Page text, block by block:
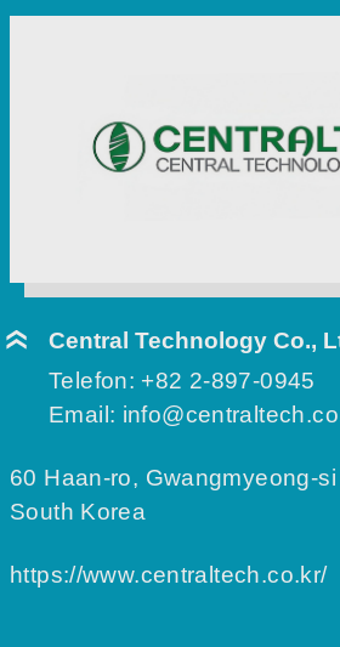
Central Technology Co.,
Telefon: +82 2-897-0945
Email:
60 Haan-ro, Gwangmyeong-
South Korea
https://www.centraltech.co.kr/